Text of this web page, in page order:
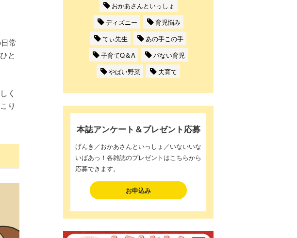
常
と
く
り
おかあさんといっしょ
ディズニー
育児悩み
てぃ先生
あの手この手
子育てQ＆A
パない育児
やばい野菜
夫育て
本誌アンケート＆プレゼント応募
げんき／おかあさんといっしょ／いないいな
いばあっ！各雑誌のプレゼントはこちらから
応募できます。
お申込み